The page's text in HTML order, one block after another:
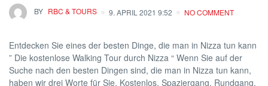
BY RBC & TOURS 9. APRIL 2021 9:52 NO COMMENT
Entdecken Sie eines der besten Dinge, die man in Nizza tun kann
” Die kostenlose Walking Tour durch Nizza “ Wenn Sie auf der
Suche nach den besten Dingen sind, die man in Nizza tun kann,
haben wir drei Worte für Sie. Kostenlos. Spaziergang. Rundgang.